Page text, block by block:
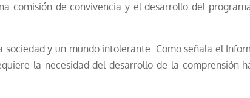
comisión de convivencia y el desarrollo del
y un mundo intolerante. Como señala el
la necesidad del desarrollo de la comprensión